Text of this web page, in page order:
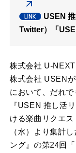
USEN
Twitter）「
株式会社 U-
株式会社 USEN
において、だれ
『USEN 推し活
ける楽曲リクエ
（水）より集計
ング』の第24回